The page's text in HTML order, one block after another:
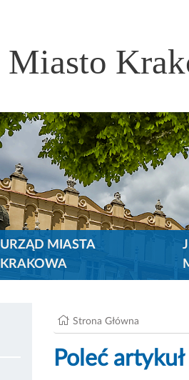
Miasto
URZĄD MIASTA
KRAKOWA
Strona Główna
Poleć